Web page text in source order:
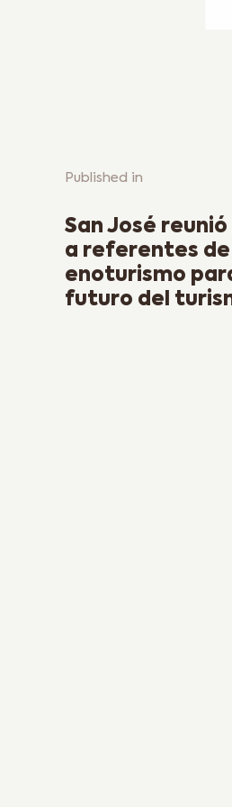
Published in
San José
a referentes
enoturismo
futuro del